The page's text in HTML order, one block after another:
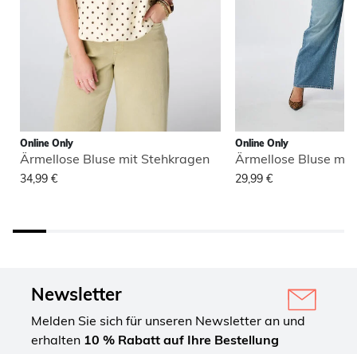
Online Only
Ärmellose Bluse mit Stehkragen
34,99 €
Online Only
Ärmellose Bluse
29,99 €
Newsletter
Melden Sie sich für unseren Newsletter an und
erhalten 10 % Rabatt auf Ihre Bestellung